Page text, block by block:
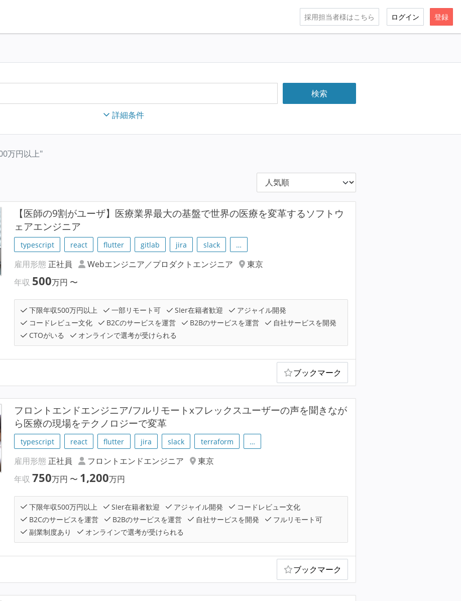
採用担当者様はこちら ログイン 登録
詳細条件
万円以上"
【医師の9割がユーザ】医療業界最大の基盤で世界の医療を変革するソフトウ
ェアエンジニア
typescript react flutter gitlab jira slack …
雇用形態 正社員 Webエンジニア／プロダクトエンジニア
東京
年収 500万円 〜
下限年収500万円以上 一部リモート可 SIer在籍者歓迎
アジャイル開発
コードレビュー文化
B2Cのサービスを運営 B2Bのサービスを運営
自社サービスを開発
CTOがいる
オンラインで選考が受けられる
ブックマーク
フロントエンドエンジニア/フルリモートxフレックスユーザーの声を聞きなが
ら医療の現場をテクノロジーで変革
typescript react flutter jira slack terraform …
雇用形態 正社員 フロントエンドエンジニア
東京
年収750万円 〜 1,200万円
下限年収500万円以上 SIer在籍者歓迎 アジャイル開発
コードレビュー文化
B2Cのサービスを運営
B2Bのサービスを運営 自社サービスを開発
フルリモート可
副業制度あり
オンラインで選考が受けられる
ブックマーク